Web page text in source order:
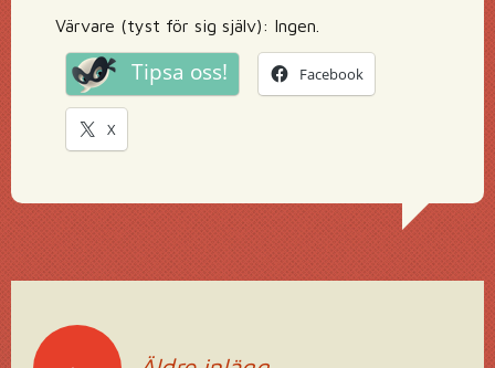
Värvare (tyst för sig själv): Ingen.
Tipsa oss! Facebook
X